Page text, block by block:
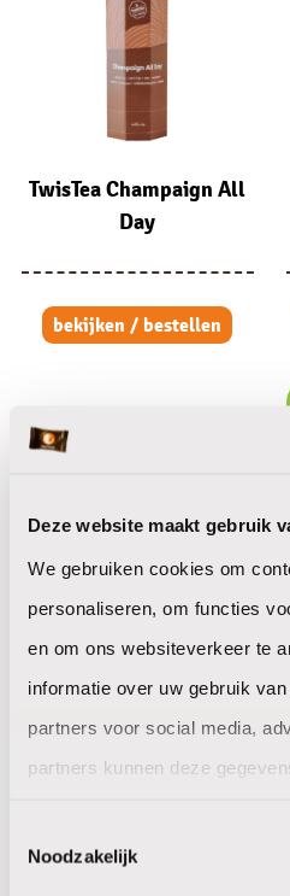
Deze website maakt gebruik
We gebruiken cookies om
personaliseren, om functies
en om ons websiteverkeer te
informatie over uw gebruik
partners voor social media,
partners kunnen deze
verzameld op basis van uw
Noodzakelijk
TwisTea Champaign All
Day
bekijken / bestellen
TwisTea Strawberry
Vanilla